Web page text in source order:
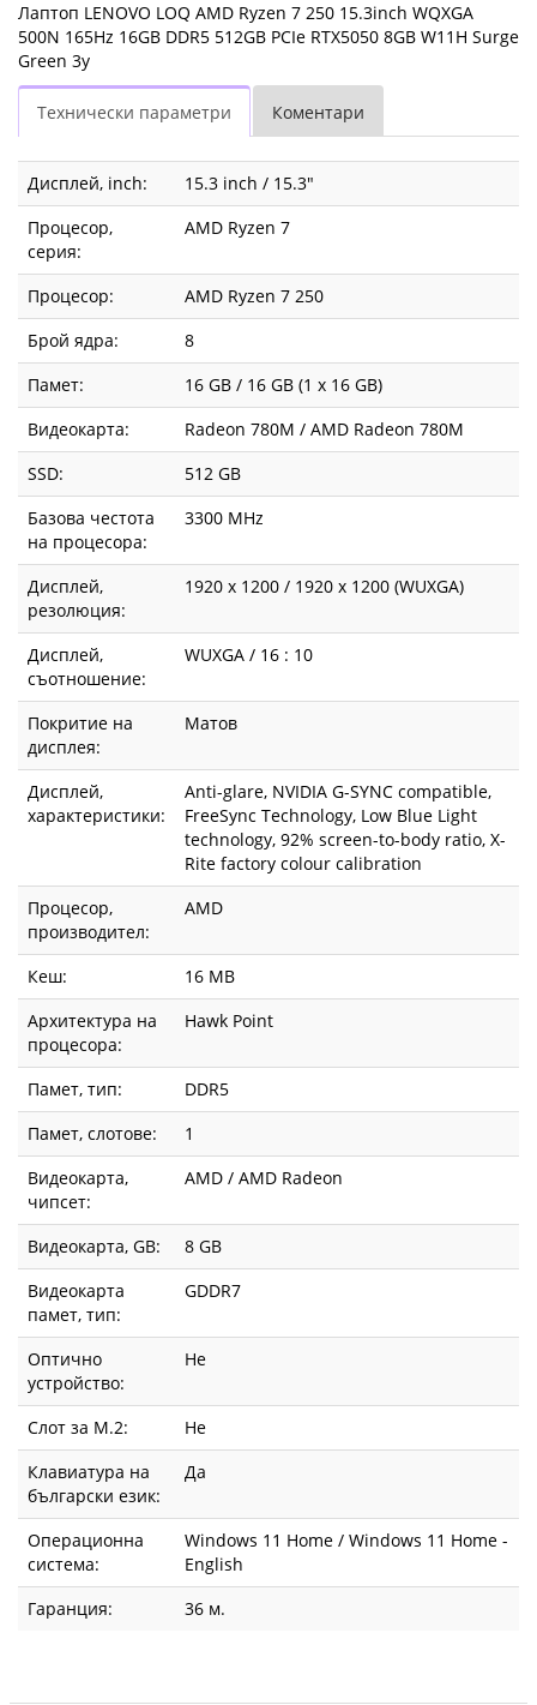
Лаптоп LENOVO LOQ AMD Ryzen 7 250 15.3inch WQXGA
500N 165Hz 16GB DDR5 512GB PCIe RTX5050 8GB W11H Surge
Green 3y
Технически параметри Коментари
Дисплей, inch:
15.3 inch / 15.3"
Процесор,
серия:
AMD Ryzen 7
Процесор:
AMD Ryzen 7 250
Брой ядра:
8
Памет:
16 GB / 16 GB (1 x 16 GB)
Видеокарта:
Radeon 780M / AMD Radeon 780M
SSD:
512 GB
Базова честота
на процесора:
3300 MHz
Дисплей,
резолюция:
1920 x 1200 / 1920 x 1200 (WUXGA)
Дисплей,
съотношение:
WUXGA / 16 : 10
Покритие на
дисплея:
Матов
Дисплей,
характеристики:
Anti-glare, NVIDIA G-SYNC compatible,
FreeSync Technology, Low Blue Light
technology, 92% screen-to-body ratio, X-
Rite factory colour calibration
Процесор,
производител:
AMD
Кеш:
16 MB
Архитектура на
процесора:
Hawk Point
Памет, тип:
DDR5
Памет, слотове:
1
Видеокарта,
чипсет:
AMD / AMD Radeon
Видеокарта, GВ:
8 GB
Видеокарта
памет, тип:
GDDR7
Оптично
устройство:
Не
Слот за М.2:
Не
Клавиатура на
български език:
Да
Операционна
система:
Windows 11 Home / Windows 11 Home -
English
Гаранция:
36 м.